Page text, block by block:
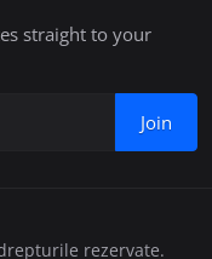
straight to your
Join
rezervate.